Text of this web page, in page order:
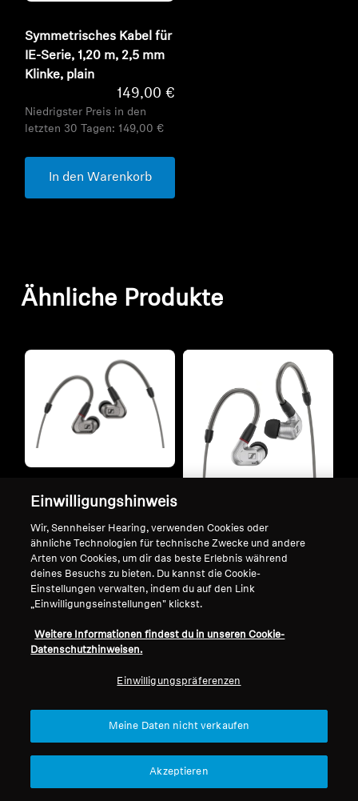
Symmetrisches Kabel für
IE-Serie, 1,20 m, 2,5 mm
Klinke, plain
149,00 €
Niedrigster Preis in den
letzten 30 Tagen: 149,00 €
In den Warenkorb
Ähnliche Produkte
Wired Kopfhörer
IE 600
4.6 (28)
799,90 €
Niedrigster Preis in den
Wired Kopfhörer
IE 900
Niedrigster Preis in den
Einwilligungshinweis
Wir, Sennheiser Hearing, verwenden Cookies oder
ähnliche Technologien für technische Zwecke und andere
Arten von Cookies, um dir das beste Erlebnis während
deines Besuchs zu bieten. Du kannst die Cookie-
Einstellungen verwalten, indem du auf den Link
„Einwilligungseinstellungen" klickst.
Weitere Informationen findest du in unseren Cookie-
Datenschutzhinweisen.
Einwilligungspräferenzen
Meine Daten nicht verkaufen
Akzeptieren